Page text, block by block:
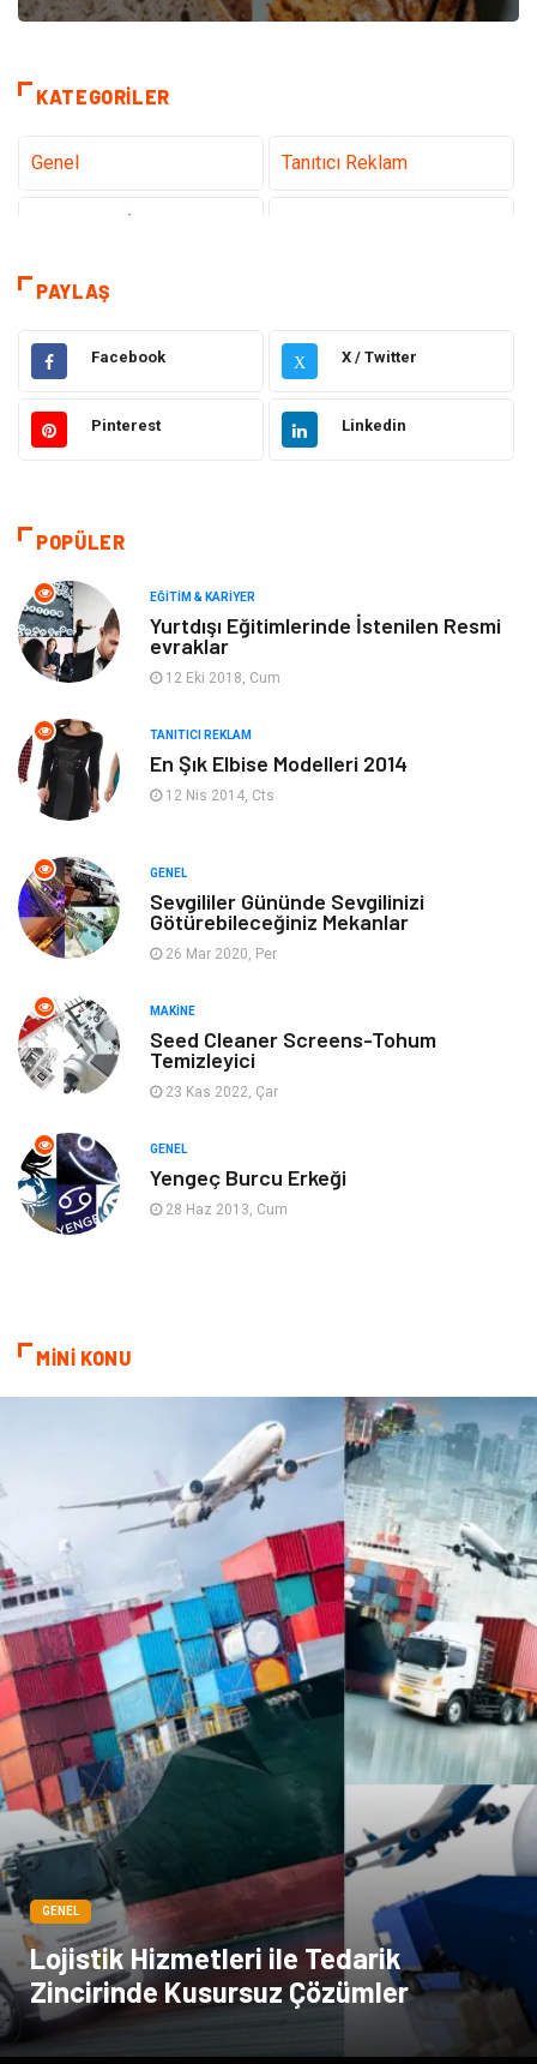
KATEGORILER
Genel Tanıtıcı Reklam
Hizmet
Hukuk Emlak
Otomotiv Sağlıklı Yaşam
Moda
Makine
Elektronik
Giyim
Ev Dekorasyon Organizasyon
Anne & Çocuk Genel Kültür
Ev İşleri
Gençlik & Eğlence
Mobilya
Evlilik Rehberi
Astroloji Keyfinizi Kaçırmayın
Çadır
Yazı Tahtaları Pet Malzemeleri
PAYLAŞ
Facebook X X / Twitter
Pinterest Linkedin
POPÜLER
EĞITIM & KARIYER
Yurtdışı Eğitimlerinde İstenilen Resmi
evraklar
12 Eki 2018, Cum
TANITICI REKLAM
En Şık Elbise Modelleri 2014
12 Nis 2014, Cts
GENEL
Sevgililer Gününde Sevgilinizi
Götürebileceğiniz Mekanlar
26 Mar 2020, Per
MAKINE
Seed Cleaner Screens-Tohum
Temizleyici
23 Kas 2022, Çar
GENEL
Yengeç Burcu Erkeği
28 Haz 2013, Cum
MİNİ KONU
GENEL
Lojistik Hizmetleri ile Tedarik
Zincirinde Kusursuz Çözümler